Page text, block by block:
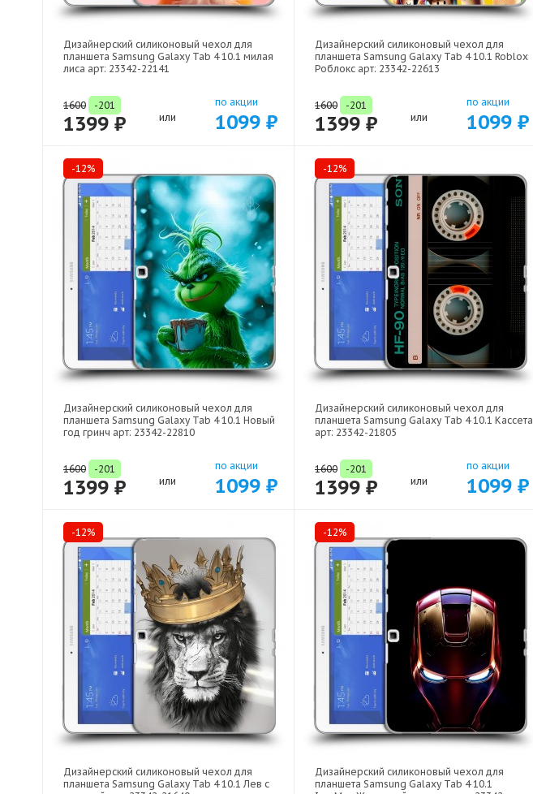
Дизайнерский силиконовый чехол для
планшета Samsung Galaxy Tab 4 10.1 милая
лиса арт: 23342-22141
1600 -201
1399 ₽ или
по акции
1099 ₽
Дизайнерский силиконовый чехол для
планшета Samsung Galaxy Tab 4 10.1 Roblox
Роблокс арт: 23342-22613
1600 -201
1399 ₽ или
по акции
1099 ₽
-12%
Дизайнерский силиконовый чехол для
планшета Samsung Galaxy Tab 4 10.1 Новый
год гринч арт: 23342-22810
1600 -201
1399 ₽ или
по акции
1099 ₽
-12%
Дизайнерский силиконовый чехол для
планшета Samsung Galaxy Tab 4 10.1 Кассета
арт: 23342-21805
1600 -201
1399 ₽ или
по акции
1099 ₽
-12%
Дизайнерский силиконовый чехол для
планшета Samsung Galaxy Tab 4 10.1 Лев с
-12%
Дизайнерский силиконовый чехол для
планшета Samsung Galaxy Tab 4 10.1